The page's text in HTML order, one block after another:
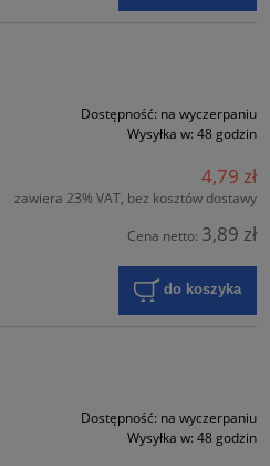
Dostępność: na wyczerpaniu
Wysyłka w: 48 godzin
4,79 zł
zawiera 23% VAT, bez kosztów dostawy
Cena netto: 3,89 zł
do koszyka
Dostępność: na wyczerpaniu
Wysyłka w: 48 godzin